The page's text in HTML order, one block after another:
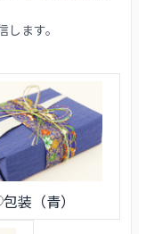
ます。
包装（青）